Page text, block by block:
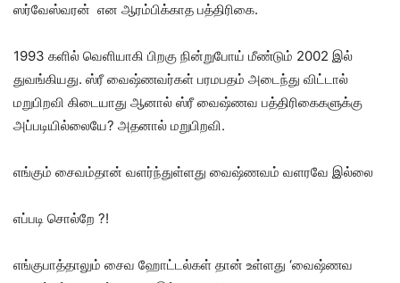
ஸர்வேஸ்வரன் என ஆரம்பிக்காத பத்திரிகை.
1993 களில் வெளியாகி பிறகு நின்றுபோய் மீண்டும் 2002 இல்
துவங்கியது. ஸ்ரீ வைஷ்ணவர்கள் பரமபதம் அடைந்து விட்டால்
மறுபிறவி கிடையாது ஆனால் ஸ்ரீ வைஷ்ணவ பத்திரிகைகளுக்கு
அப்படியில்லையே? அதனால் மறுபிறவி.
எங்கும் சைவம்தான் வளர்ந்துள்ளது வைஷ்ணவம் வளரவே இல்லை
எப்படி சொல்றே ?!
எங்குபாத்தாலும் சைவ ஹோட்டல்கள் தான் உள்ளது ‘வைஷ்ணவ